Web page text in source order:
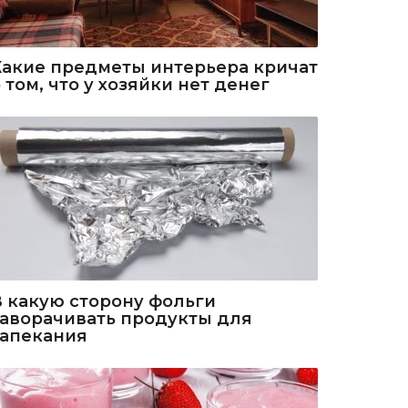
предметы интерьера кричат
том, что у хозяйки нет денег
какую сторону фольги
продукты для